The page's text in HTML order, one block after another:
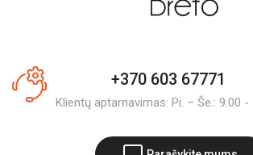
+370 603 67771
Klientų aptarnavimas: Pi. – Še.: 9:00 -